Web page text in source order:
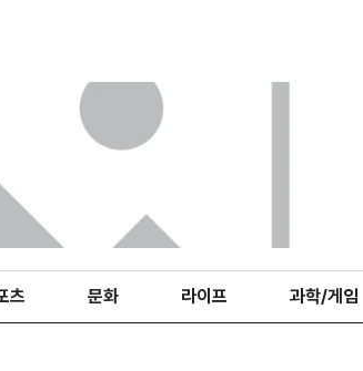
츠 문화 라이프 과학/게임